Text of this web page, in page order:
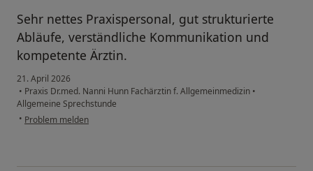
Sehr nettes Praxispersonal, gut strukturierte
Abläufe, verständliche Kommunikation und
kompetente Ärztin.
21. April 2026
• Praxis Dr.med. Nanni Hunn Fachärztin f. Allgemeinmedizin •
Allgemeine Sprechstunde
• Problem melden